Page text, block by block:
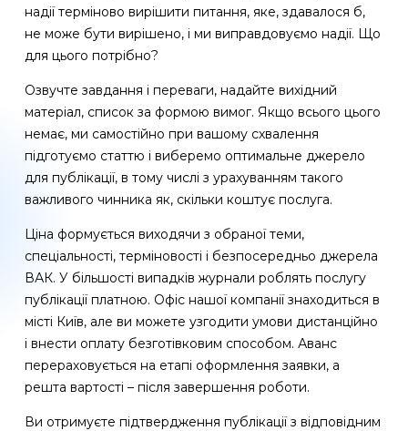
надії терміново вирішити питання, яке, здавалося б,
не може бути вирішено, і ми виправдовуємо надії. Що
для цього потрібно?
Озвучте завдання і переваги, надайте вихідний
матеріал, список за формою вимог. Якщо всього цього
немає, ми самостійно при вашому схвалення
підготуємо статтю і виберемо оптимальне джерело
для публікації, в тому числі з урахуванням такого
важливого чинника як, скільки коштує послуга.
Ціна формується виходячи з обраної теми,
спеціальності, терміновості і безпосередньо джерела
ВАК. У більшості випадків журнали роблять послугу
публікації платною. Офіс нашої компанії знаходиться в
місті Київ, але ви можете узгодити умови дистанційно
і внести оплату безготівковим способом. Аванс
перераховується на етапі оформлення заявки, а
решта вартості – після завершення роботи.
Ви отримуєте підтвердження публікації з відповідним